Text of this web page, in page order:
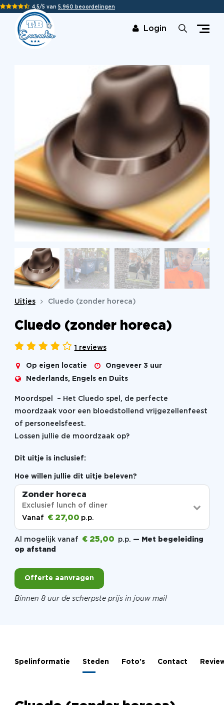
4,5/5 van 5.960 beoordelingen
Login
Uitjes Cluedo (zonder horeca)
Cluedo (zonder horeca)
1 reviews
Op eigen locatie Ongeveer 3 uur
Nederlands, Engels en Duits
Moordspel – Het Cluedo spel, de perfecte
moordzaak voor een bloedstollend vrijgezellenfeest
of personeelsfeest.
Lossen jullie de moordzaak op?
Dit uitje is inclusief:
Hoe willen jullie dit uitje beleven?
Zonder horeca
Exclusief lunch of diner
Vanaf € 27,00 p.p.
Al mogelijk vanaf € 25,00 p.p. — Met begeleiding
op afstand
Offerte aanvragen
Binnen 8 uur de scherpste prijs in jouw mail
Spelinformatie Steden Foto's Contact